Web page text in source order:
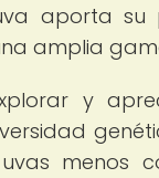
aporta su
amplia
y
menos